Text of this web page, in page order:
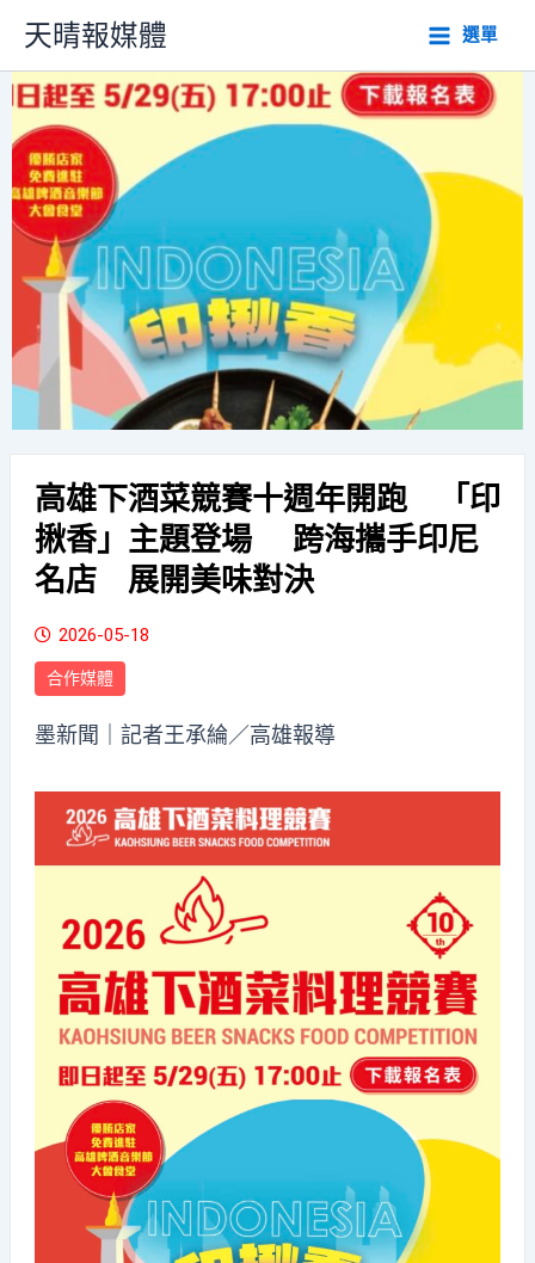
主
要
容
天晴報媒體 選單
高雄下酒菜競賽十週年開跑 「印
揪香」主題登場 跨海攜手印尼
名店 展開美味對決
2026-05-18
合作媒體
墨新聞 ｜記者王承綸／高雄報導